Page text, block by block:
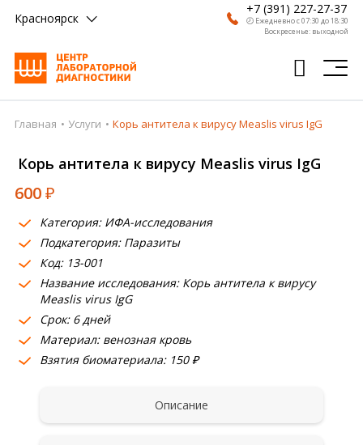
Красноярск
+7 (391) 227-27-37
🕗 Ежедневно с 07:30 до 18:30
Воскресенье: выходной
Главная
Анализы
Врачи
Получить результат
Пациентам
О компании
Где сдать
Партнерам
Главная Услуги Корь антитела к вирусу Measlis virus IgG
Корь антитела к вирусу Measlis virus IgG
600₽
Категория: ИФА-исследования
Подкатегория: Паразиты
Код: 13-001
Название исследования: Корь антитела к вирусу
Measlis virus IgG
Срок: 6 дней
Материал: венозная кровь
Взятия биоматериала: 150 ₽
Описание